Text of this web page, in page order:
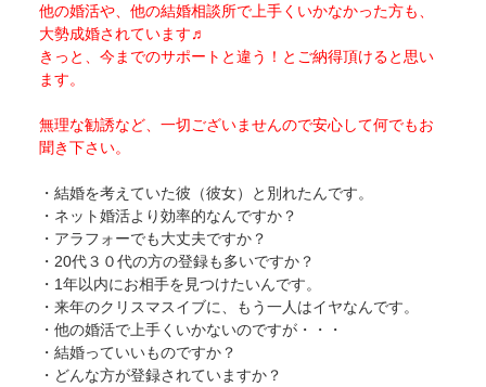
他の婚活や、他の結婚相談所で上手くいかなかった方も、
大勢成婚されています♬
きっと、今までのサポートと違う！とご納得頂けると思い
ます。
無理な勧誘など、一切ございませんので安心して何でもお
聞き下さい。
・結婚を考えていた彼（彼女）と別れたんです。
・ネット婚活より効率的なんですか？
・アラフォーでも大丈夫ですか？
・20代３０代の方の登録も多いですか？
・1年以内にお相手を見つけたいんです。
・来年のクリスマスイブに、もう一人はイヤなんです。
・他の婚活で上手くいかないのですが・・・
・結婚っていいものですか？
・どんな方が登録されていますか？